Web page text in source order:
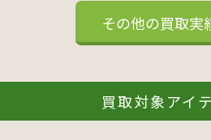
その他の買取実
買取対象アイ